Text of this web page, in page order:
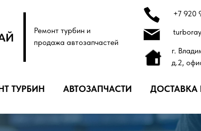
Ремонт турбин и
продажа автозапчастей
+7 920
г.
д.2,
ДОСТАВКА
АВТОЗАПЧАСТИ
ТУРБИН